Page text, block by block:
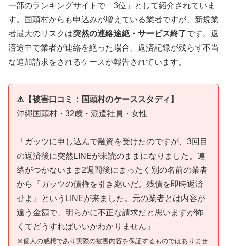
一部のランキングサイトで「3位」として紹介されていま
す。国頭村からも申込みが増えている業者ですが、新規業
者最大のリスクは突然の連絡途絶・サービス終了です。返
済途中で業者が連絡を絶った場合、返済記録が残らず不当
な追加請求をされるケースが報告されています。
⚠️【被害口コミ：国頭村のケーススタディ】
沖縄国頭村・32歳・派遣社員・女性
「ガッツに申し込んで融資を受けたのですが、3回目
の返済後に突然LINEが未読のままになりました。連
絡がつかないまま2週間後にまったく別の名前の業者
から『ガッツの債権を引き継いだ。残債を即時返済
せよ』というLINEが来ました。元の業者とは内容が
違う金額で、明らかに不正な請求だと思いますが怖
くてどうすればいいかわかりません」
※個人の感想であり実際の被害内容を保証するものではありませ